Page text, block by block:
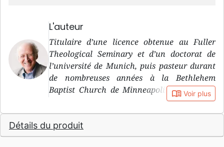
L'auteur
Titulaire d’une licence obtenue au Fuller
Theological Seminary et d’un doctorat de
l’université de Munich, puis pasteur durant
de nombreuses années à la Bethlehem
Baptist Church de Minneapolis, John Piper
est l’auteur de nombreux ouvrages, dont
Jésus, prendre plaisir à le découvrir et Le mal
fait-il partie du plan de Dieu ? , parus chez le
même éditeur.
book_open Voir plus
Détails du produit